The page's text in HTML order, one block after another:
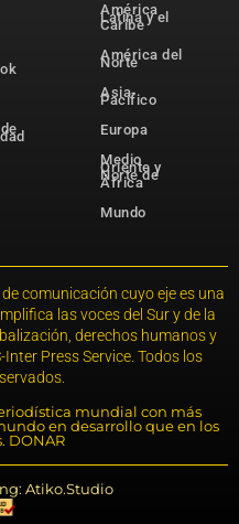
América
Latina y el
Caribe
América del
Norte
Asia-
Pacífico
Europa
Medio
Oriente y
Norte de
África
Mundo
comunicación cuyo eje es una
las voces del Sur y de la
derechos humanos y
Press Service. Todos los
mundial con más
en desarrollo que en los
DONAR
Atiko.Studio